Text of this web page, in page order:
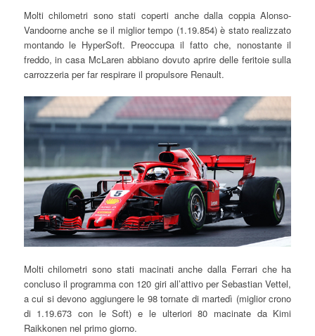
Molti chilometri sono stati coperti anche dalla coppia Alonso-
Vandoorne anche se il miglior tempo (1.19.854) è stato realizzato
montando le HyperSoft. Preoccupa il fatto che, nonostante il
freddo, in casa McLaren abbiano dovuto aprire delle feritoie sulla
carrozzeria per far respirare il propulsore Renault.
Molti chilometri sono stati macinati anche dalla Ferrari che ha
concluso il programma con 120 giri all’attivo per Sebastian Vettel,
a cui si devono aggiungere le 98 tornate di martedì (miglior crono
di 1.19.673 con le Soft) e le ulteriori 80 macinate da Kimi
Raikkonen nel primo giorno.